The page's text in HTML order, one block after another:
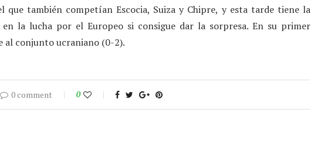
también competían Escocia, Suiza y Chipre, y esta tarde tiene la
la lucha por el Europeo si consigue dar la sorpresa. En su primer
al conjunto ucraniano (0-2).
0 comment 0